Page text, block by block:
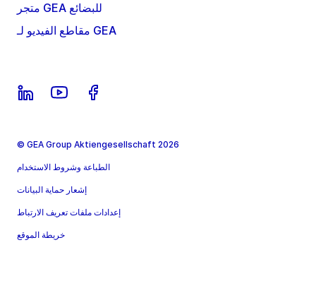
متجر GEA للبضائع
مقاطع الفيديو لـ GEA
© GEA Group Aktiengesellschaft 2026
الطباعة وشروط الاستخدام
إشعار حماية البيانات
إعدادات ملفات تعريف الارتباط
خريطة الموقع